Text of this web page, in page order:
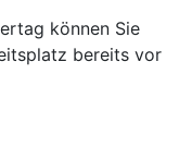
können Sie
bereits vor